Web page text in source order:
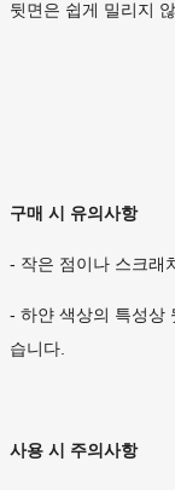
뒷면은 쉽게 밀리지
구매 시 유의사항
- 작은 점이나 스크래
- 하얀 색상의 특성상
습니다.
사용 시 주의사항